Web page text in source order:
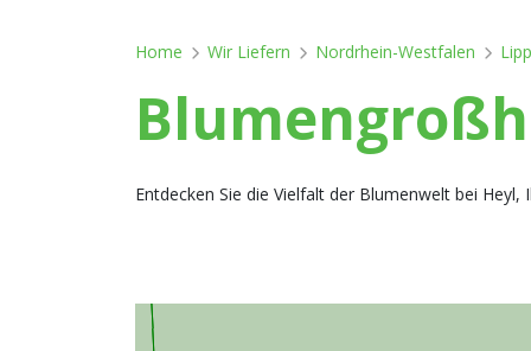
Home Wir Liefern Nordrhein-Westfalen
Entdecken Sie die Vielfalt der Blumenwelt bei